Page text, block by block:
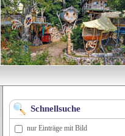
Schnellsuche
nur Einträge mit Bild